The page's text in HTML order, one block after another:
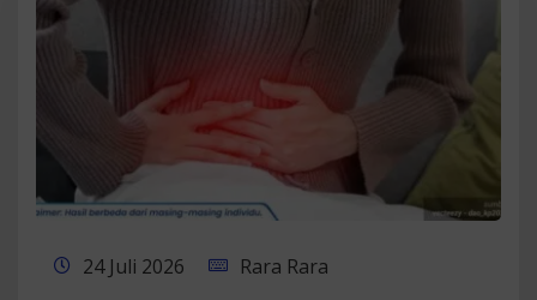
24 Juli 2026 Rara Rara